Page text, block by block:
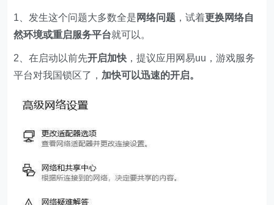
1、发生这个问题大多数全是 网络问题 ，试着更换网络自
然环境或重启服务平台就可以。
2、在启动以前先开启加快 ，提议应用网易uu，游戏服务
平台对我国锁区了， 加快可以迅速的开启。